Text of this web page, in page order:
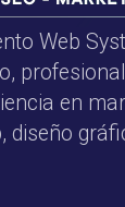
Web
en
diseño